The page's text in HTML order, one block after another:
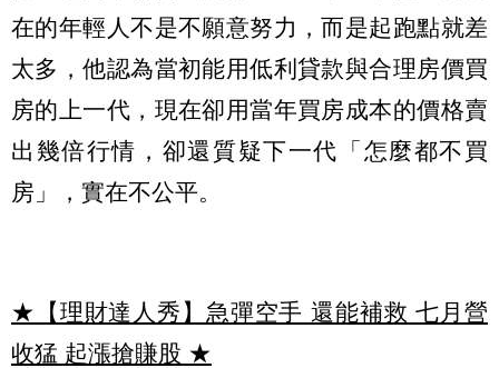
在的年輕人不是不願意努力，而是起跑點就差
太多，他認為當初能用低利貸款與合理房價買
房的上一代，現在卻用當年買房成本的價格賣
出幾倍行情，卻還質疑下一代「怎麼都不買
房」，實在不公平。
★【理財達人秀】急彈空手 還能補救 七月營
收猛 起漲搶賺股 ★